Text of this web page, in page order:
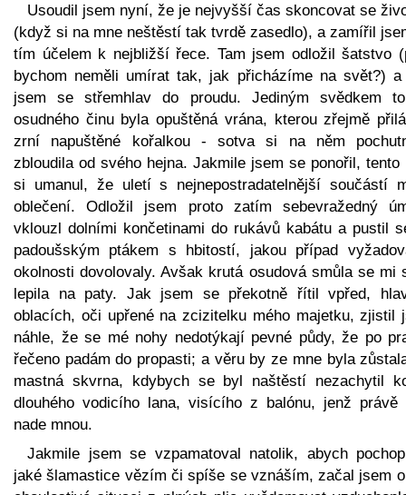
Usoudil jsem nyní, že je nejvyšší čas skoncovat se
(když si na mne neštěstí tak tvrdě zasedlo), a zamířil
tím účelem k nejbližší řece. Tam jsem odložil šatstvo
bychom neměli umírat tak, jak přicházíme na svět?)
jsem se střemhlav do proudu. Jediným svědkem
osudného činu byla opuštěná vrána, kterou zřejmě
zrní napuštěné kořalkou - sotva si na něm
zbloudila od svého hejna. Jakmile jsem se ponořil, tento
si umanul, že uletí s nejnepostradatelnější součástí
oblečení. Odložil jsem proto zatím sebevražedný
vklouzl dolními končetinami do rukávů kabátu a pustil
padoušským ptákem s hbitostí, jakou případ
okolnosti dovolovaly. Avšak krutá osudová smůla se mi
lepila na paty. Jak jsem se překotně řítil vpřed,
oblacích, oči upřené na zcizitelku mého majetku, zjistil
náhle, že se mé nohy nedotýkají pevné půdy, že po
řečeno padám do propasti; a věru by ze mne byla
mastná skvrna, kdybych se byl naštěstí nezachytil
dlouhého vodicího lana, visícího z balónu, jenž právě
nade mnou.
Jakmile jsem se vzpamatoval natolik, abych
jaké šlamastice vězím či spíše se vznáším, začal jsem